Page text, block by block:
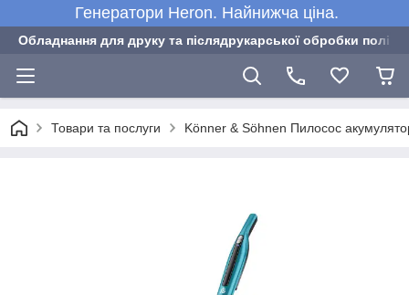
Генератори Heron. Найнижча ціна.
Обладнання для друку та післядрукарської обробки
Товари та послуги Könner & Söhnen Пилосос